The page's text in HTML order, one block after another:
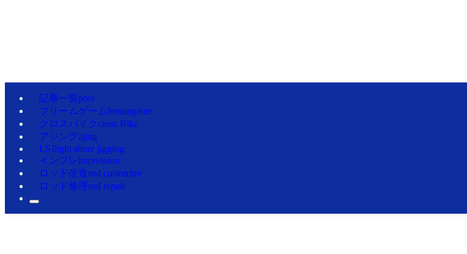
記事一覧post
ブリームゲームbreamgame
クロスバイクcross Bike
アジングajing
LSJlight shore jigging
インプレimpression
ロッド改造rod customize
ロッド修理rod repair